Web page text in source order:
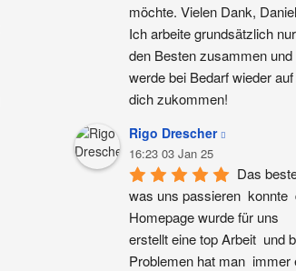
möchte. Vielen Dank,
Ich arbeite grundsätzlich
den Besten zusammen und
werde bei Bedarf wieder auf
dich zukommen!
Rigo Drescher
16:23 03 Jan 25
Das
was uns passieren  konnte
Homepage wurde für uns
erstellt eine top Arbeit  und
Problemen hat man  immer